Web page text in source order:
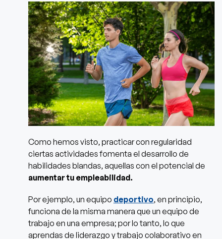
Como hemos visto, practicar con regularidad
ciertas actividades fomenta el desarrollo de
habilidades blandas, aquellas con el potencial de
aumentar tu empleabilidad.
Por ejemplo, un equipo deportivo, en principio,
funciona de la misma manera que un equipo de
trabajo en una empresa; por lo tanto, lo que
aprendas de liderazgo y trabajo colaborativo en